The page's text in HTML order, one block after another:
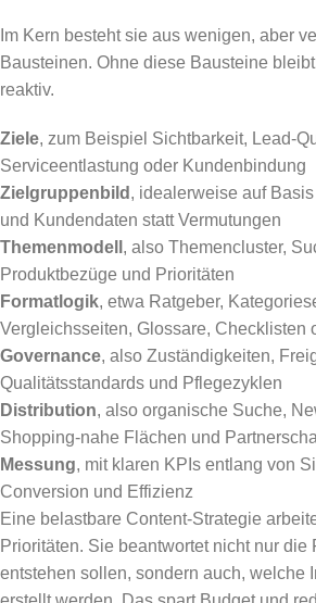
Im Kern besteht sie aus wenigen, aber
Bausteinen. Ohne diese Bausteine
reaktiv.
Ziele, zum Beispiel Sichtbarkeit, Lead-
Serviceentlastung oder Kundenbindung
Zielgruppenbild , idealerweise auf
und Kundendaten statt Vermutungen
Themenmodell , also Themencluster,
Produktbezüge und Prioritäten
Formatlogik, etwa Ratgeber,
Vergleichsseiten, Glossare, Checklisten
Governance, also Zuständigkeiten,
Qualitätsstandards und Pflegezyklen
Distribution, also organische Suche,
Shopping-nahe Flächen und
Messung, mit klaren KPIs entlang von
Conversion und Effizienz
Eine belastbare Content-Strategie
Prioritäten. Sie beantwortet nicht nur die
entstehen sollen, sondern auch, welche